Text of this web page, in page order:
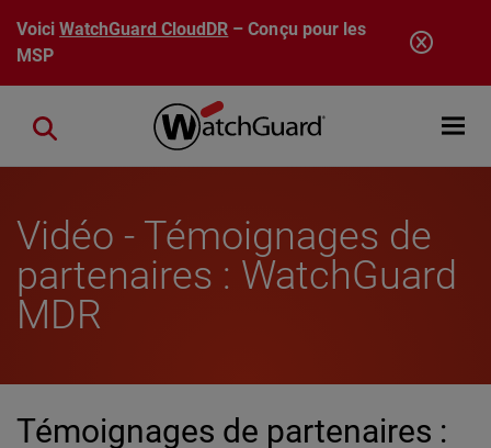
Aller au contenu principal
VoiciWatchGuard CloudDR – Conçu pour les
MSP
Open
Close search
Vidéo - Témoignages de
partenaires : WatchGuard
MDR
Témoignages de partenaires :